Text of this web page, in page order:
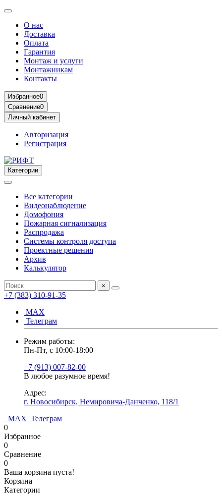
О нас
Доставка
Оплата
Гарантия
Монтаж и услуги
Монтажникам
Контакты
Избранное0
Сравнение0
Личный кабинет
Авторизация
Регистрация
Категории
Все категории
Видеонаблюдение
Домофония
Пожарная сигнализация
Распродажа
Системы контроля доступа
Проектные решения
Архив
Калькулятор
×
+7 (383) 310-91-35
МАХ
Телеграм
Режим работы:
Пн-Пт, с 10:00-18:00
+7 (913) 007-82-00
В любое разумное время!
Адрес:
г. Новосибирск, Немировича-Данченко, 118/1
МАХ Телеграм
0
Избранное
0
Сравнение
0
Ваша корзина пуста!
Корзина
Категории